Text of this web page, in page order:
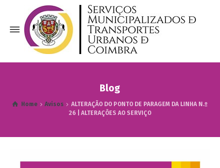
Blog
Home Avisos
ALTERAÇÃO DO PONTO DE PARAGEM DA LINHA N.º
26 | ALTERAÇÕES AO SERVIÇO